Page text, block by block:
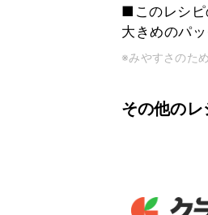
■このレシピ
大きめのパ
※みやすさのた
その他のレ